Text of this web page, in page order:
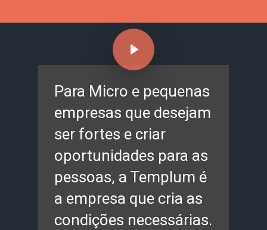
Play Video
Para Micro e pequenas
empresas que desejam
ser fortes e criar
oportunidades para as
pessoas, a Templum é
a empresa que cria as
condições necessárias.